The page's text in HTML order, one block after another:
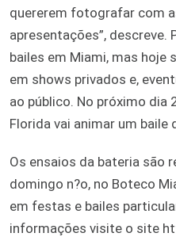
quererem fotografar com
apresentações”, descreve.
bailes em Miami, mas hoje
em shows privados e,
ao público. No próximo dia
Florida vai animar um baile
Os ensaios da bateria são
domingo n?o, no Boteco
em festas e bailes
informações visite o site